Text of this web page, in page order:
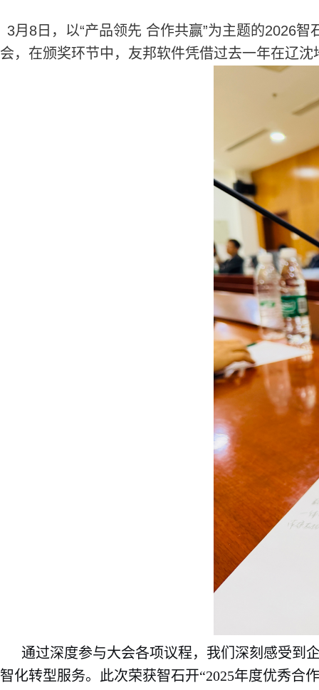
3月8日，以“产品领先 合作共赢”为主题的2026
会，在颁奖环节中，友邦软件凭借过去一年在辽
通过深度参与大会各项议程，我们深刻感受到
智化转型服务。此次荣获智石开“2025年度优秀